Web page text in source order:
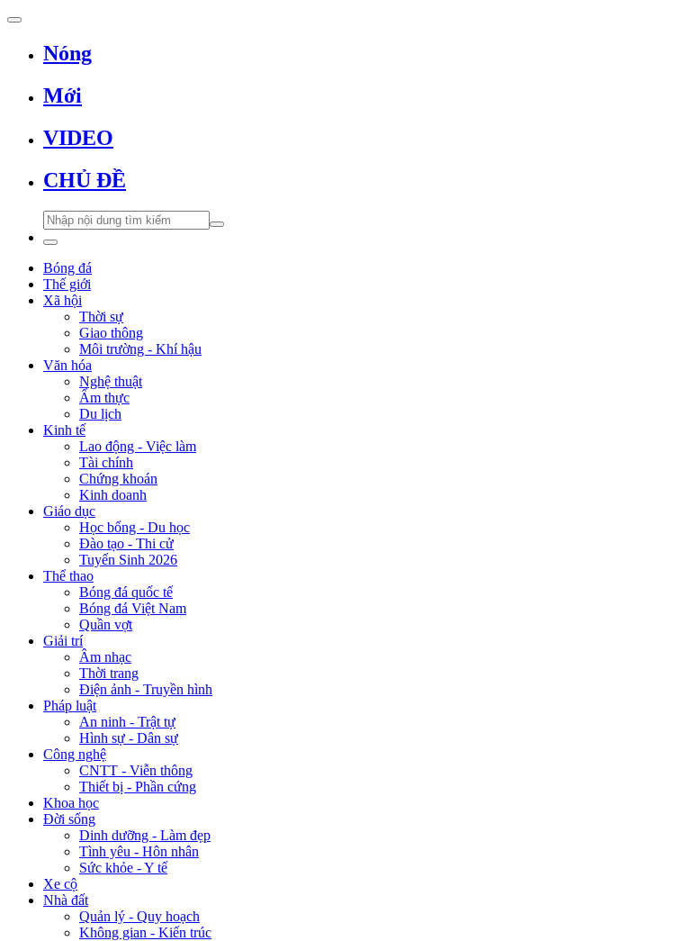
Nóng
Mới
VIDEO
CHỦ ĐỀ
Bóng đá
Thế giới
Xã hội
Thời sự
Giao thông
Môi trường - Khí hậu
Văn hóa
Nghệ thuật
Ẩm thực
Du lịch
Kinh tế
Lao động - Việc làm
Tài chính
Chứng khoán
Kinh doanh
Giáo dục
Học bổng - Du học
Đào tạo - Thi cử
Tuyển Sinh 2026
Thể thao
Bóng đá quốc tế
Bóng đá Việt Nam
Quần vợt
Giải trí
Âm nhạc
Thời trang
Điện ảnh - Truyền hình
Pháp luật
An ninh - Trật tự
Hình sự - Dân sự
Công nghệ
CNTT - Viễn thông
Thiết bị - Phần cứng
Khoa học
Đời sống
Dinh dưỡng - Làm đẹp
Tình yêu - Hôn nhân
Sức khỏe - Y tế
Xe cộ
Nhà đất
Quản lý - Quy hoạch
Không gian - Kiến trúc